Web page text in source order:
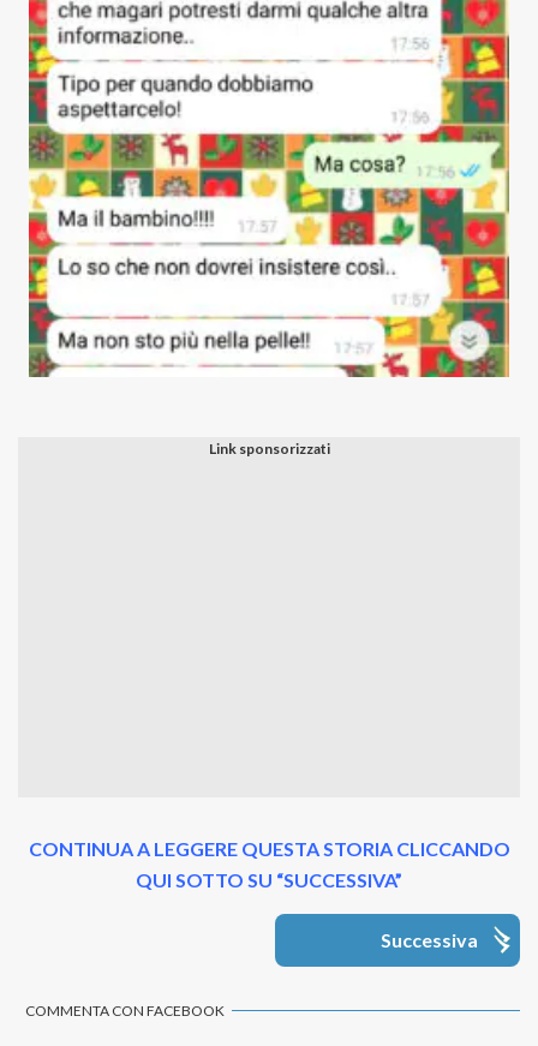
CONTINUA A LEGGERE QUESTA STORIA CLICCANDO
QUI SOTTO SU “SUCCESSIVA”
Successiva
COMMENTA CON FACEBOOK